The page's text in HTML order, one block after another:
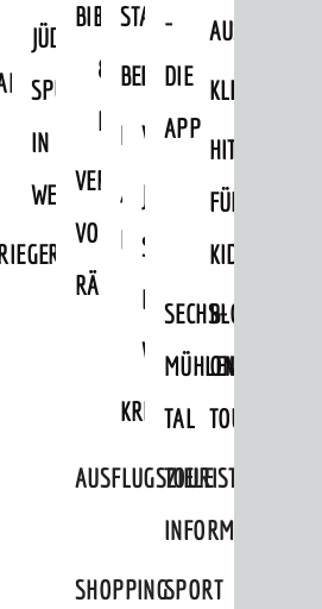
JÜDISCHE
SPUREN
IN
WEINHEIM
BIBLIOTHEK
LEHRER/INNEN
&
ERZIEHER/INNEN
VERMIETUNG
VON
RÄUMEN
STADTARCHIV
BENUTZUNG
MELDEKARTEI
/
FAMILIENFORSCHUNG
JÜDISCHE
SPUREN
IN
WEINHEIM
KRIEGERDENKMAL
-
DIE
APP
HITS
FÜR
KIDS
SECHS-
MÜHLEN-
TAL
BLOGGER
ON
TOUR
AUSFLUGSZIELE
TOURIST
INFORMATION
SHOPPINGSPORT